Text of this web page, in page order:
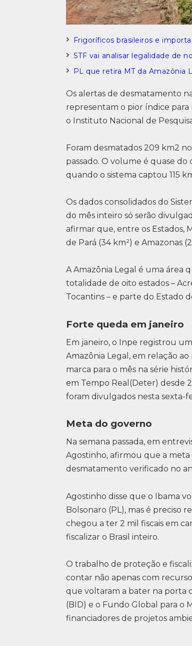
Frigoríficos brasileiros e
STF vai analisar legalidade de
PL que retira MT da Amazônia
Os alertas de desmatamento
representam o pior índice para
o Instituto Nacional de
Foram desmatados 209 km2
passado. O volume é quase
quando o sistema captou 115
Os dados consolidados do
do mês inteiro só serão
afirmar que, entre os Estados,
de Pará (34 km²) e Amazonas
A Amazônia Legal é uma área
totalidade de oito estados –
Tocantins – e parte do Estado
Forte queda em janeiro
Em janeiro, o Inpe registrou
Amazônia Legal, em relação
marca para o mês na série
em Tempo Real(Deter) desde
foram divulgados nesta sexta-
Meta do governo
Na semana passada, em
Agostinho, afirmou que a
desmatamento verificado no
Agostinho disse que o Ibama
Bolsonaro (PL), mas é preciso
chegou a ter 2 mil fiscais em
fiscalizar o Brasil inteiro.
O trabalho de proteção e
contar não apenas com
que voltaram a bater na porta
(BID) e o Fundo Global para o
financiadores de projetos